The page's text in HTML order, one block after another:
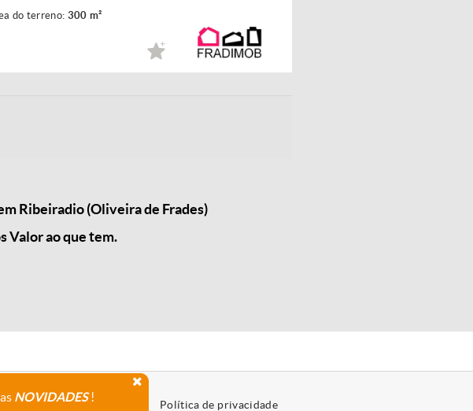
do terreno: 300 m²
Ribeiradio (Oliveira de Frades)
Valor ao que tem.
Política de privacidade
NOVIDADES!